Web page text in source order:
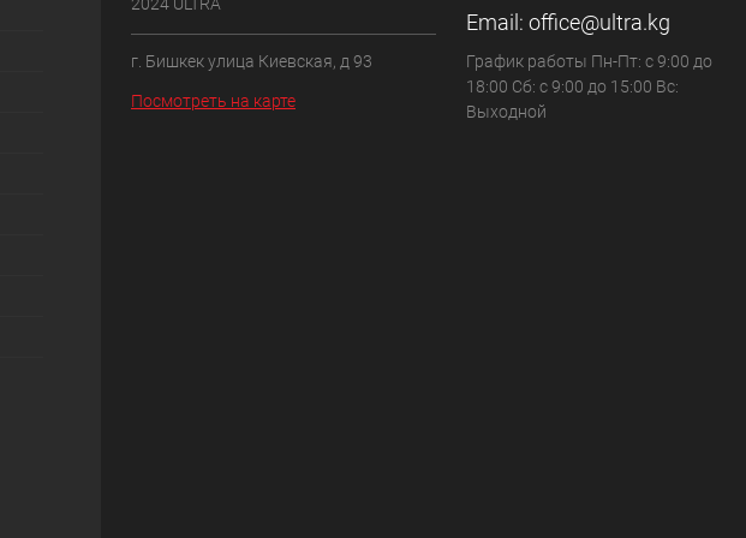
г. Бишкек улица Киевская, д 93
Посмотреть на карте
Email: office@ultra.kg
График работы Пн-Пт: с 9:00 до
18:00 Сб: с 9:00 до 15:00 Вс:
Выходной